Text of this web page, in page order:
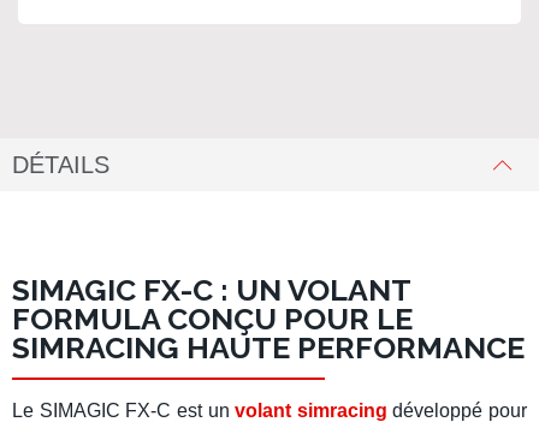
DÉTAILS
SIMAGIC FX-C : UN VOLANT
FORMULA CONÇU POUR LE
SIMRACING HAUTE PERFORMANCE
Le SIMAGIC FX-C est unvolant simracing développé pour